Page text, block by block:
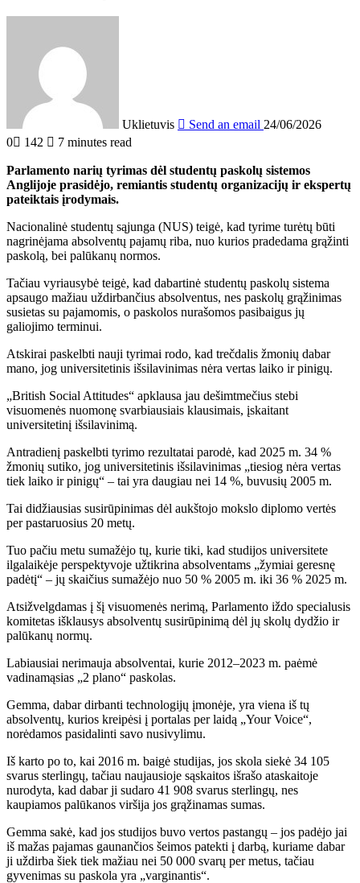
Uklietuvis Send an email 24/06/2026
0
142 7 minutes read
Parlamento narių tyrimas dėl studentų paskolų sistemos
Anglijoje prasidėjo, remiantis studentų organizacijų ir ekspertų
pateiktais įrodymais.
Nacionalinė studentų sąjunga (NUS) teigė, kad tyrime turėtų būti
nagrinėjama absolventų pajamų riba, nuo kurios pradedama grąžinti
paskolą, bei palūkanų normos.
Tačiau vyriausybė teigė, kad dabartinė studentų paskolų sistema
apsaugo mažiau uždirbančius absolventus, nes paskolų grąžinimas
susietas su pajamomis, o paskolos nurašomos pasibaigus jų
galiojimo terminui.
Atskirai paskelbti nauji tyrimai rodo, kad trečdalis žmonių dabar
mano, jog universitetinis išsilavinimas nėra vertas laiko ir pinigų.
„British Social Attitudes“ apklausa jau dešimtmečius stebi
visuomenės nuomonę svarbiausiais klausimais, įskaitant
universitetinį išsilavinimą.
Antradienį paskelbti tyrimo rezultatai parodė, kad 2025 m. 34 %
žmonių sutiko, jog universitetinis išsilavinimas „tiesiog nėra vertas
tiek laiko ir pinigų“ – tai yra daugiau nei 14 %, buvusių 2005 m.
Tai didžiausias susirūpinimas dėl aukštojo mokslo diplomo vertės
per pastaruosius 20 metų.
Tuo pačiu metu sumažėjo tų, kurie tiki, kad studijos universitete
ilgalaikėje perspektyvoje užtikrina absolventams „žymiai geresnę
padėtį“ – jų skaičius sumažėjo nuo 50 % 2005 m. iki 36 % 2025 m.
Atsižvelgdamas į šį visuomenės nerimą, Parlamento iždo specialusis
komitetas išklausys absolventų susirūpinimą dėl jų skolų dydžio ir
palūkanų normų.
Labiausiai nerimauja absolventai, kurie 2012–2023 m. paėmė
vadinamąsias „2 plano“ paskolas.
Gemma, dabar dirbanti technologijų įmonėje, yra viena iš tų
absolventų, kurios kreipėsi į portalas per laidą „Your Voice“,
norėdamos pasidalinti savo nusivylimu.
Iš karto po to, kai 2016 m. baigė studijas, jos skola siekė 34 105
svarus sterlingų, tačiau naujausioje sąskaitos išrašo ataskaitoje
nurodyta, kad dabar ji sudaro 41 908 svarus sterlingų, nes
kaupiamos palūkanos viršija jos grąžinamas sumas.
Gemma sakė, kad jos studijos buvo vertos pastangų – jos padėjo jai
iš mažas pajamas gaunančios šeimos patekti į darbą, kuriame dabar
ji uždirba šiek tiek mažiau nei 50 000 svarų per metus, tačiau
gyvenimas su paskola yra „varginantis“.